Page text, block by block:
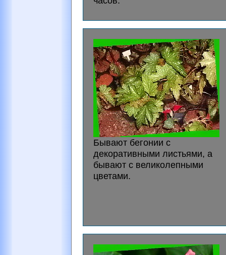
Бывают бегонии с
декоративными листьями, а
бывают с великолепными
цветами.